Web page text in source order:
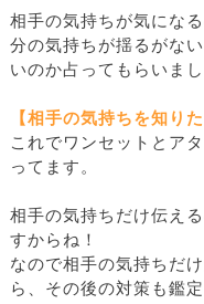
相手の気持ちが気にな
分の気持ちが揺るがな
いのか占ってもらいまし
【相手の気持ちを知りた
これでワンセットとア
ってます。
相手の気持ちだけ伝え
すからね！
なので相手の気持ちだ
ら、その後の対策も鑑